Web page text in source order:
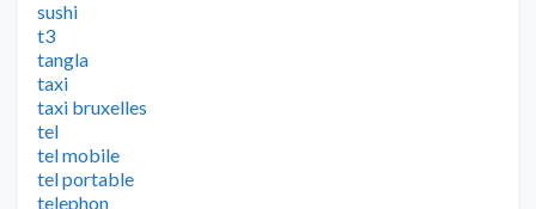
sushi
t3
tangla
taxi
taxi bruxelles
tel
tel mobile
tel portable
telephon